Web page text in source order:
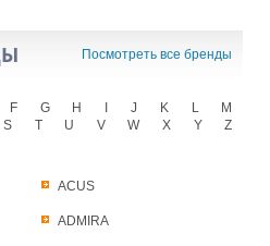
Посмотреть все бренды
ACUS
ADMIRA
F G H J K L
M
S T U V W X Y
Z